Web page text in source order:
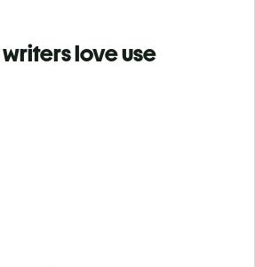
love use